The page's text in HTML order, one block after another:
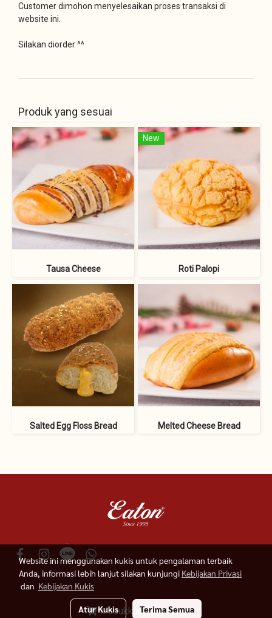
Masukkan Keranjang
Customer dimohon menyelesaikan proses transaksi di
website ini.
Silakan diorder ^^
Produk yang sesuai
Tausa Cheese
New
Roti Palopi
Salted Egg Floss Bread Melted Cheese Bread
© 2019 Eaton Indonesia
Website ini menggunakan kukis untuk pengalaman terbaik
Anda, informasi lebih lanjut silakan kunjungi Kebijakan Privasi
dan Kebijakan Kukis
Atur Kukis Terima Semua